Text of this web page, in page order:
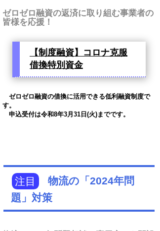
ゼロゼロ融資の返済に取り組む事業者の
皆様を応援！
【制度融資】コロナ克服
借換特別資金
ゼロゼロ融資の借換に活用できる低利融資制度で
す。
申込受付は令和8年3月31日(火)までです。
注目
物流の「2024年問
題」対策